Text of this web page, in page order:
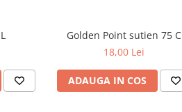
Zara pantaloni L
Golden Point sutien 75 C
18,00 Lei
ADAUGA IN COS